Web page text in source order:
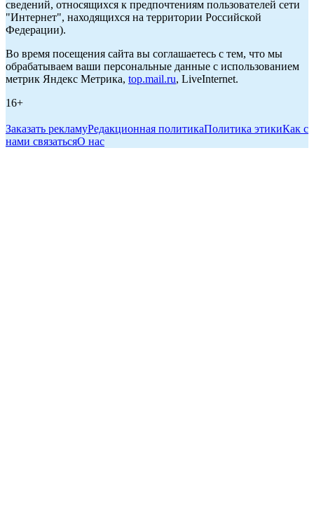
сведений, относящихся к предпочтениям пользователей сети
"Интернет", находящихся на территории Российской
Федерации).
Во время посещения сайта вы соглашаетесь с тем, что мы
обрабатываем ваши персональные данные с использованием
метрик Яндекс Метрика, top.mail.ru, LiveInternet.
16+
Заказать рекламуРедакционная политикаПолитика этикиКак с
нами связатьсяО нас